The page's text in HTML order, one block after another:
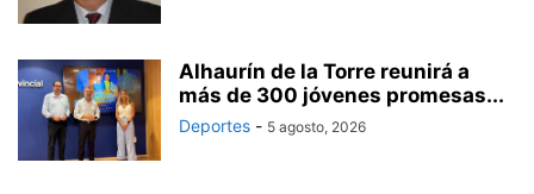
Alhaurín de la Torre reunirá a
más de 300 jóvenes promesas...
Deportes - 5 agosto, 2026